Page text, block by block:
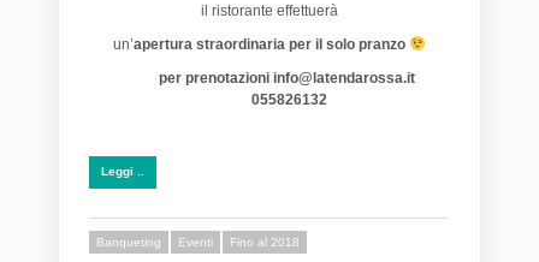
il ristorante effettuerà
un’apertura straordinaria per il solo pranzo
per prenotazioni info@latendarossa.it
055826132
Leggi ..
Banqueting Eventi Fino al 2018